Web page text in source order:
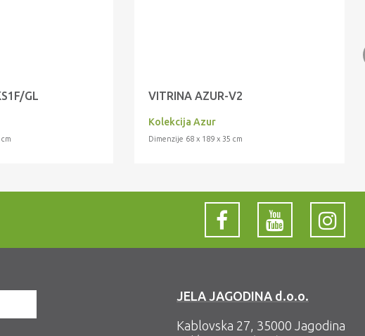
GL VITRINA AZUR-V2
Kolekcija Azur
Dimenzije 68 x 189 x 35 cm
JELA JAGODINA d.o.o.
Kablovska 27, 35000 Jagodina